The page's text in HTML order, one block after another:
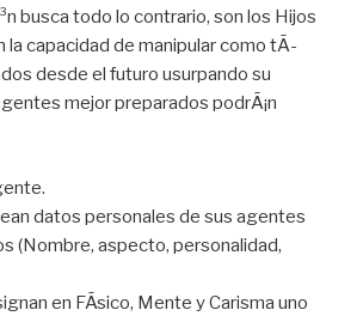
busca todo lo contrario, son los Hijos
la capacidad de manipular como tÃ­
desde el futuro usurpando su
mejor preparados podrÃ¡n
datos personales de sus agentes
(Nombre, aspecto, personalidad,
en FÃ­sico, Mente y Carisma uno